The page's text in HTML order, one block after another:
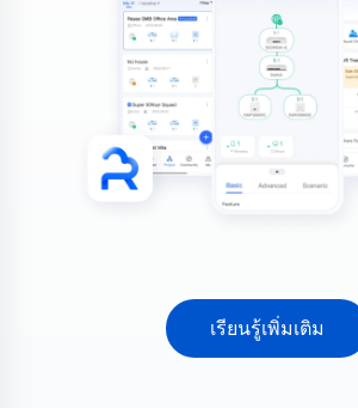
เรียนรู้เพิ่มเติม